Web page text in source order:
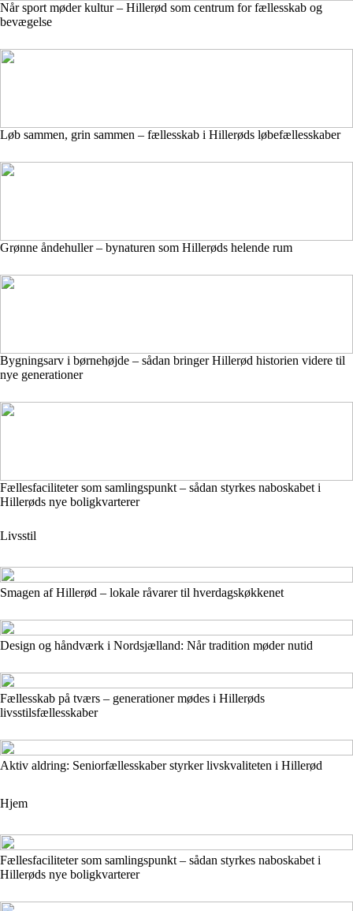
Når sport møder kultur – Hillerød som centrum for fællesskab og
bevægelse
Løb sammen, grin sammen – fællesskab i Hillerøds løbefællesskaber
Grønne åndehuller – bynaturen som Hillerøds helende rum
Bygningsarv i børnehøjde – sådan bringer Hillerød historien videre til
nye generationer
Fællesfaciliteter som samlingspunkt – sådan styrkes naboskabet i
Hillerøds nye boligkvarterer
Livsstil
Smagen af Hillerød – lokale råvarer til hverdagskøkkenet
Design og håndværk i Nordsjælland: Når tradition møder nutid
Fællesskab på tværs – generationer mødes i Hillerøds
livsstilsfællesskaber
Aktiv aldring: Seniorfællesskaber styrker livskvaliteten i Hillerød
Hjem
Fællesfaciliteter som samlingspunkt – sådan styrkes naboskabet i
Hillerøds nye boligkvarterer